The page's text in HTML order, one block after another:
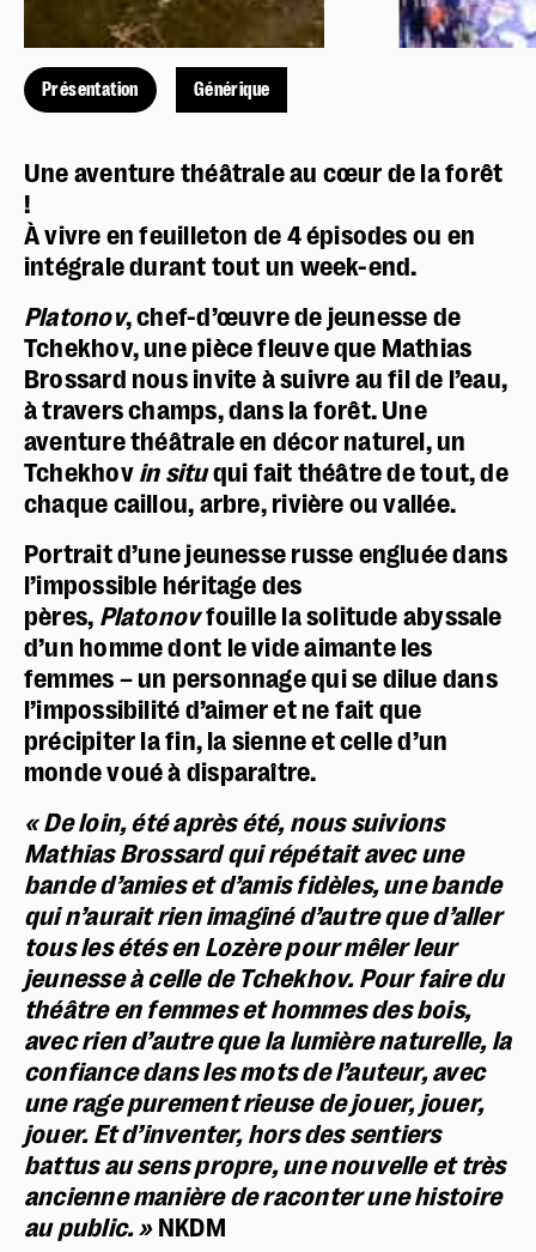
Présentation Générique
Une aventure théâtrale au cœur de la forêt
!
À vivre en feuilleton de 4 épisodes ou en
intégrale durant tout un week-end.
Platonov, chef-d’œuvre de jeunesse de
Tchekhov, une pièce fleuve que Mathias
Brossard nous invite à suivre au fil de l’eau,
à travers champs, dans la forêt. Une
aventure théâtrale en décor naturel, un
Tchekhov in situqui fait théâtre de tout, de
chaque caillou, arbre, rivière ou vallée.
Portrait d’une jeunesse russe engluée dans
l’impossible héritage des
pères, Platonovfouille la solitude abyssale
d’un homme dont le vide aimante les
femmes – un personnage qui se dilue dans
l’impossibilité d’aimer et ne fait que
précipiter la fin, la sienne et celle d’un
monde voué à disparaître.
« De loin, été après été, nous suivions
Mathias Brossard qui répétait avec une
bande d’amies et d’amis fidèles, une bande
qui n’aurait rien imaginé d’autre que d’aller
tous les étés en Lozère pour mêler leur
jeunesse à celle de Tchekhov. Pour faire du
théâtre en femmes et hommes des bois,
avec rien d’autre que la lumière naturelle, la
confiance dans les mots de l’auteur, avec
une rage purement rieuse de jouer, jouer,
jouer. Et d’inventer, hors des sentiers
battus au sens propre, une nouvelle et très
ancienne manière de raconter une histoire
au public. » NKDM